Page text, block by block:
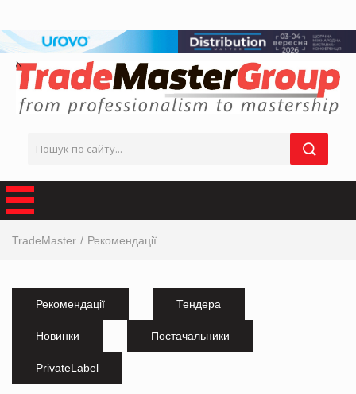
TradeMaster Рекомендації
Рекомендації Тендера
Новинки Постачальники
PrivateLabel